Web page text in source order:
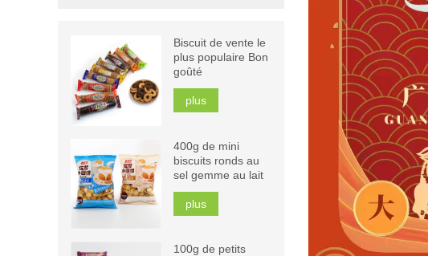
Biscuit de vente le
plus populaire Bon
goûté
plus
400g de mini
biscuits ronds au
sel gemme au lait
plus
100g de petits